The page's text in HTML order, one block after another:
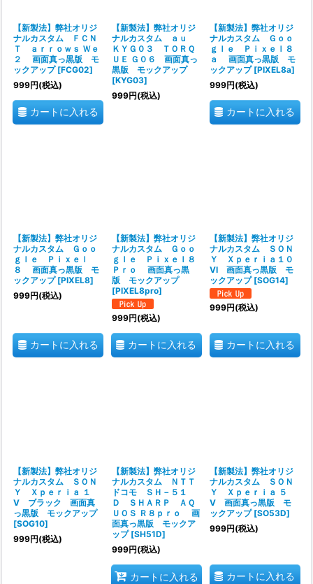
【新製法】弊社オリジ
ナルカスタム ＦＣＮ
Ｔ ａｒｒｏｗｓ Ｗｅ
２ 画面真っ黒版 モ
ックアップ [FCG02]
999円(税込)
カートに入れる
【新製法】弊社オリジ
ナルカスタム ａｕ
ＫＹＧ０３ ＴＯＲＱ
ＵＥ Ｇ０６ 画面真っ
黒版 モックアップ
[KYG03]
999円(税込)
【新製法】弊社オリジ
ナルカスタム Ｇｏｏ
ｇｌｅ Ｐｉｘｅｌ８
ａ 画面真っ黒版 モ
ックアップ [PIXEL8a]
999円(税込)
カートに入れる
【新製法】弊社オリジ
ナルカスタム Ｇｏｏ
ｇｌｅ Ｐｉｘｅｌ
８ 画面真っ黒版 モ
ックアップ [PIXEL8]
999円(税込)
カートに入れる
【新製法】弊社オリジ
ナルカスタム Ｇｏｏ
ｇｌｅ Ｐｉｘｅｌ８
Ｐｒｏ 画面真っ黒
版 モックアップ
[PIXEL8pro]
999円(税込)
カートに入れる
【新製法】弊社オリジ
ナルカスタム ＳＯＮ
Ｙ Ｘｐｅｒｉａ１０
VI 画面真っ黒版 モ
ックアップ [SOG14]
999円(税込)
カートに入れる
【新製法】弊社オリジ
ナルカスタム ＳＯＮ
Ｙ Ｘｐｅｒｉａ １
V ブラック 画面真
っ黒版 モックアップ
[SOG10]
999円(税込)
【新製法】弊社オリジ
ナルカスタム ＮＴＴ
ドコモ ＳＨ－５１
Ｄ ＳＨＡＲＰ ＡＱ
ＵＯＳ Ｒ８ｐｒｏ 画
面真っ黒版 モックア
ップ [SH51D]
999円(税込)
カートに入れる
【新製法】弊社オリジ
ナルカスタム ＳＯＮ
Ｙ Ｘｐｅｒｉａ ５
V 画面真っ黒版 モ
ックアップ [SO53D]
999円(税込)
カートに入れる